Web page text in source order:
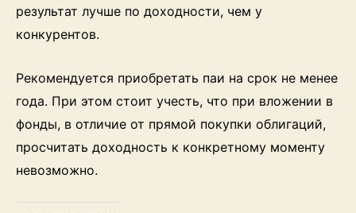
результат лучше по доходности, чем у
конкурентов.
Рекомендуется приобретать паи на срок не менее
года. При этом стоит учесть, что при вложении в
фонды, в отличие от прямой покупки облигаций,
просчитать доходность к конкретному моменту
невозможно.